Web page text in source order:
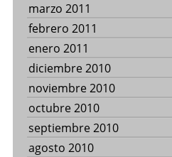
marzo 2011
febrero 2011
enero 2011
diciembre 2010
noviembre 2010
octubre 2010
septiembre 2010
agosto 2010